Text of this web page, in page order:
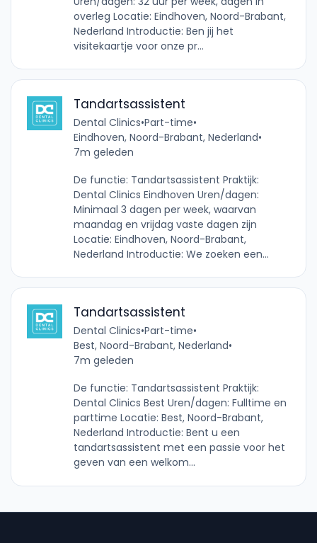
overleg Locatie: Eindhoven, Noord-Brabant,
Nederland Introductie: Ben jij het
visitekaartje voor onze pr...
Tandartsassistent
Dental Clinics•Part-time•
Eindhoven, Noord-Brabant, Nederland•
7m geleden
De functie: Tandartsassistent Praktijk:
Dental Clinics Eindhoven Uren/dagen:
Minimaal 3 dagen per week, waarvan
maandag en vrijdag vaste dagen zijn
Locatie: Eindhoven, Noord-Brabant,
Nederland Introductie: We zoeken een...
Tandartsassistent
Dental Clinics•Part-time•
Best, Noord-Brabant, Nederland•
7m geleden
De functie: Tandartsassistent Praktijk:
Dental Clinics Best Uren/dagen: Fulltime en
parttime Locatie: Best, Noord-Brabant,
Nederland Introductie: Bent u een
tandartsassistent met een passie voor het
geven van een welkom...